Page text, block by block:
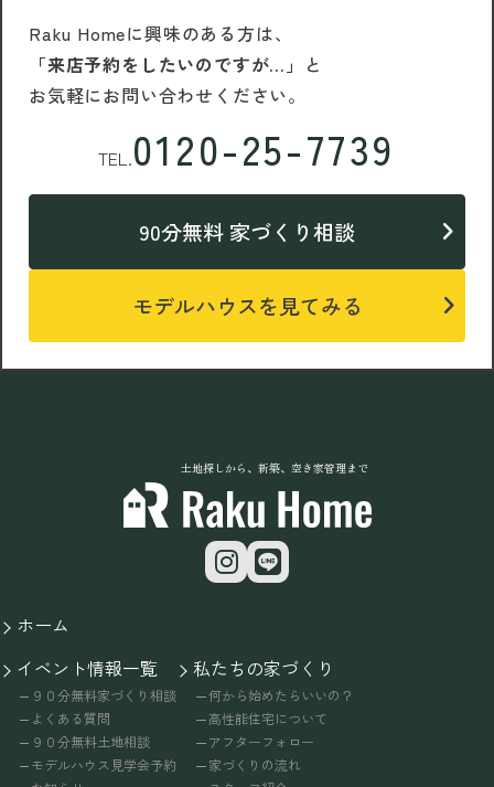
Raku Homeに興味のある方は、
「来店予約をしたいのですが…」 と
お気軽にお問い合わせください。
TEL.0120-25-7739
90分無料 家づくり相談
モデルハウスを見てみる
土地探しから、新築、空き家管理まで
ホーム
イベント情報一覧
９０分無料家づくり相談
よくある質問
９０分無料土地相談
モデルハウス見学会予約
私たちの家づくり
何から始めたらいいの？
高性能住宅について
アフターフォロー
家づくりの流れ